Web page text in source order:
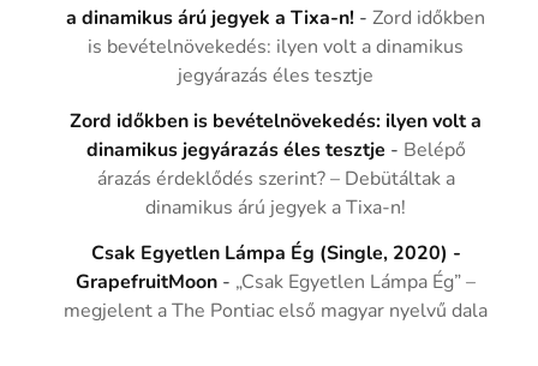
a dinamikus árú jegyek a Tixa-n! -Zord időkben
is bevételnövekedés: ilyen volt a dinamikus
jegyárazás éles tesztje
Zord időkben is bevételnövekedés: ilyen volt a
dinamikus jegyárazás éles tesztje - Belépő
árazás érdeklődés szerint? – Debütáltak a
dinamikus árú jegyek a Tixa-n!
Csak Egyetlen Lámpa Ég (Single, 2020) -
GrapefruitMoon - „Csak Egyetlen Lámpa Ég” –
megjelent a The Pontiac első magyar nyelvű dala